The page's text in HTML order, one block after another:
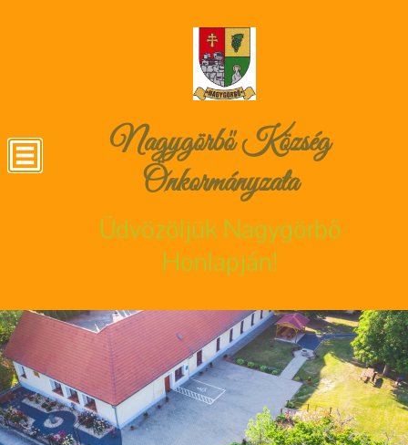
Nagygörbő Község
Önkormányzata
Üdvözöljük Nagygörbő
Honlapján!